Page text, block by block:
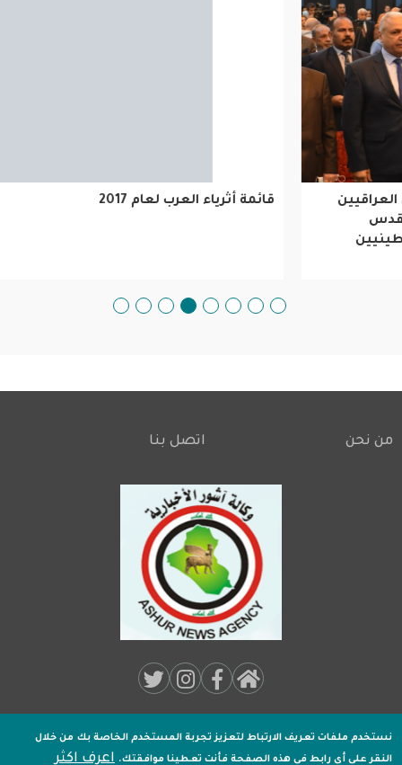
قائمة أثرياء العرب لعام 2017
Footer
من نحن اتصل بنا
Media:
جميـع الحقوق محفوظة لـوكالة اشور الاخبارية2020 .
نستخدم ملفات تعريف الارتباط لتعزيز تجربة المستخدم الخاصة بك من خلال
النقر على أي رابط في هذه الصفحة فأنت تعطينا موافقتك. اعرف اكثر